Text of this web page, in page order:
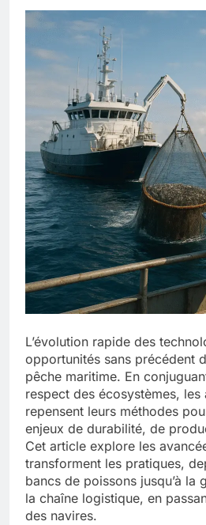
L’évolution rapide des
opportunités sans précédent
pêche maritime. En
respect des écosystèmes,
repensent leurs méthodes
enjeux de durabilité, de
Cet article explore les
transforment les pratiques,
bancs de poissons jusqu’à la
la chaîne logistique, en
des navires.